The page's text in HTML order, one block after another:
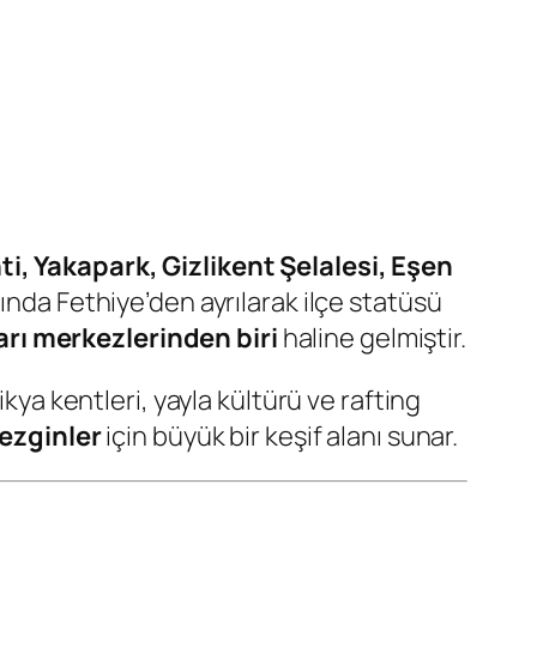
Yakapark, Gizlikent Şelalesi, Eşen
Fethiye’den ayrılarak ilçe statüsü
merkezlerinden biri haline gelmiştir.
kentleri, yayla kültürü ve rafting
için büyük bir keşif alanı sunar.